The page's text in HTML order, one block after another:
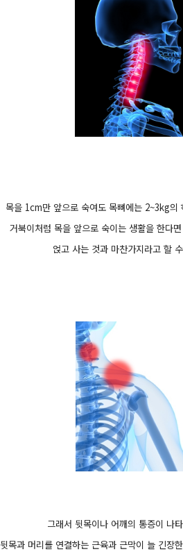
목을 1cm만 앞으로 숙여도 목뼈에는 2~3kg의
거북이처럼 목을 앞으로 숙이는 생활을 한다
얹고 사는 것과 마찬가지라고 할
그래서 뒷목이나 어깨의 통증이 나
뒷목과 머리를 연결하는 근육과 근막이 늘 긴장